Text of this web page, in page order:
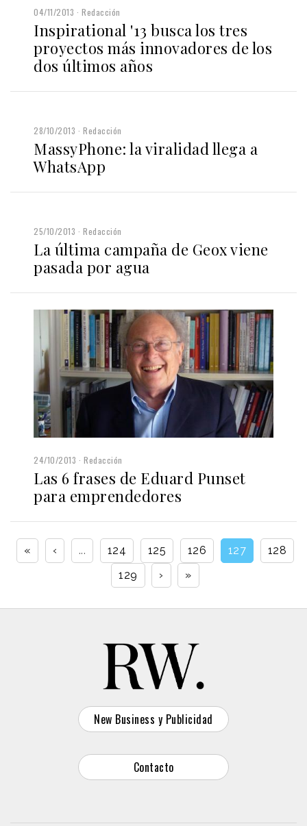
04/11/2013 Redacción
Inspirational '13 busca los tres
proyectos más innovadores de los
dos últimos años
28/10/2013 Redacción
MassyPhone: la viralidad llega a
WhatsApp
25/10/2013 Redacción
La última campaña de Geox viene
pasada por agua
24/10/2013 Redacción
Las 6 frases de Eduard Punset
para emprendedores
« ‹ ... 124 125 126 127
128
129
› »
New Business y Publicidad
Contacto